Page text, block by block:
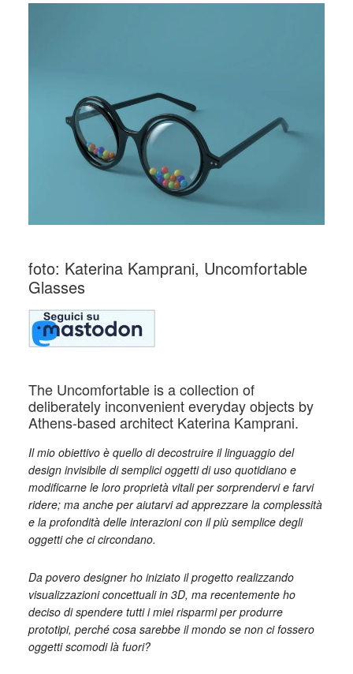
foto: Katerina Kamprani, Uncomfortable
Glasses
The Uncomfortable is a collection of
deliberately inconvenient everyday objects by
Athens-based architect Katerina Kamprani.
Il mio obiettivo è quello di decostruire il linguaggio del
design invisibile di semplici oggetti di uso quotidiano e
modificarne le loro proprietà vitali per sorprendervi e farvi
ridere; ma anche per aiutarvi ad apprezzare la complessità
e la profondità delle interazioni con il più semplice degli
oggetti che ci circondano.
Da povero designer ho iniziato il progetto realizzando
visualizzazioni concettuali in 3D, ma recentemente ho
deciso di spendere tutti i miei risparmi per produrre
prototipi, perché cosa sarebbe il mondo se non ci fossero
oggetti scomodi là fuori?